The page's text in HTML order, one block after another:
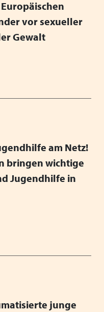
vor sexueller
Gewalt
am Netz!
bringen wichtige
Jugendhilfe in
junge